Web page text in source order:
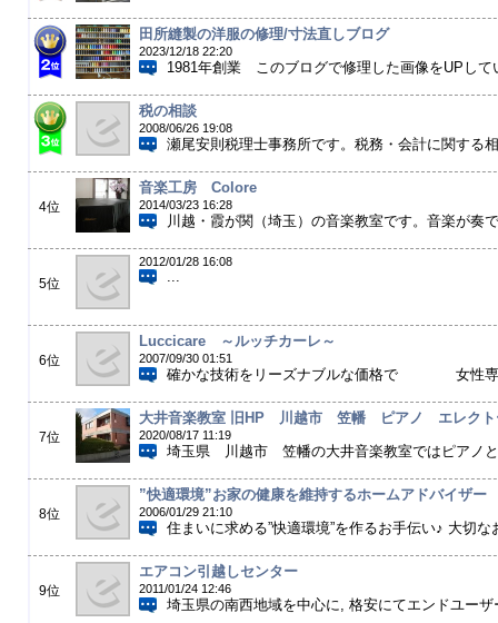
田所縫製の洋服の修理/寸法直しブログ
2023/12/18 22:20
1981年創業 このブログで修理した画像をUPして
税の相談
2008/06/26 19:08
瀬尾安則税理士事務所です。税務・会計に関する
4位
音楽工房 Colore
2014/03/23 16:28
川越・霞が関（埼玉）の音楽教室です。音楽が
5位
2012/01/28 16:08
...
6位
Luccicare ～ルッチカーレ～
2007/09/30 01:51
確かな技術をリーズナブルな価格で 女性
7位
大井音楽教室 旧HP 川越市 笠幡 ピアノ エレクト
2020/08/17 11:19
埼玉県 川越市 笠幡の大井音楽教室ではピアノ
8位
”快適環境”お家の健康を維持するホームアドバイザー
2006/01/29 21:10
住まいに求める”快適環境”を作るお手伝い♪ 大切
9位
エアコン引越しセンター
2011/01/24 12:46
埼玉県の南西地域を中心に, 格安にてエンドユー